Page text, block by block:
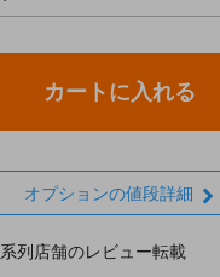
カートに入れる
オプションの値段詳細
系列店舗のレビュー転載